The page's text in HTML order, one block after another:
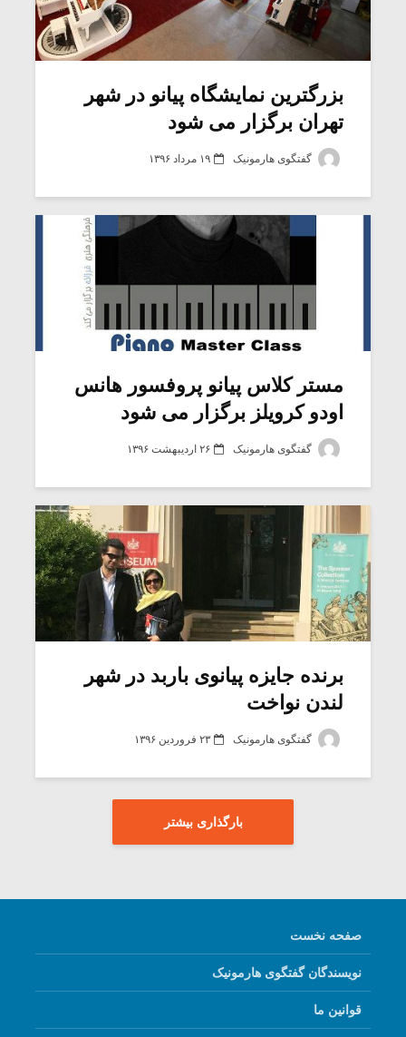
بزرگترین نمایشگاه پیانو در شهر
تهران برگزار می شود
گفتگوی هارمونیک ۱۹ مرداد ۱۳۹۶
مستر کلاس پیانو پروفسور هانس
اودو کرویلز برگزار می شود
گفتگوی هارمونیک ۲۶ اردیبهشت ۱۳۹۶
برنده جایزه پیانوی باربد در شهر
لندن نواخت
گفتگوی هارمونیک ۲۳ فروردین ۱۳۹۶
بارگذاری بیشتر
صفحه نخست
نویسندگان گفتگوی هارمونیک
قوانین ما